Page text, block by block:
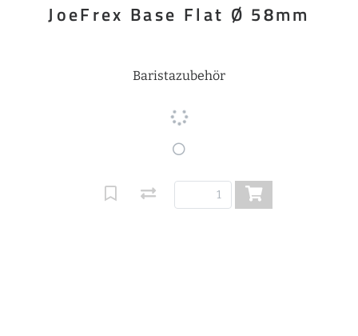
JoeFrex Base Flat Ø 58mm
Baristazubehör